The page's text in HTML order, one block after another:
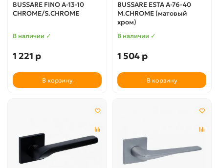
BUSSARE FINO A-13-10
CHROME/S.CHROME
В наличии ✓
1 221 р
В корзину
BUSSARE ESTA A-76-40
M.CHROME (матовый
хром)
В наличии ✓
1 504 р
В корзину